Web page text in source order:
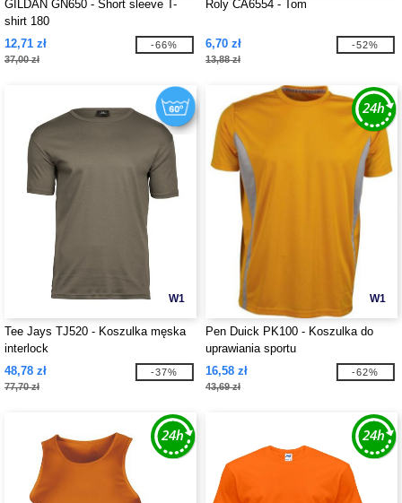
GILDAN GN650 - Short sleeve T-
shirt 180
12,71 zł
37,00 zł
-66%
Roly CA6554 - Tom
6,70 zł
13,88 zł
-52%
W1
Tee Jays TJ520 - Koszulka męska
interlock
48,78 zł
77,70 zł
-37%
W1
Pen Duick PK100 - Koszulka do
uprawiania sportu
16,58 zł
43,69 zł
-62%